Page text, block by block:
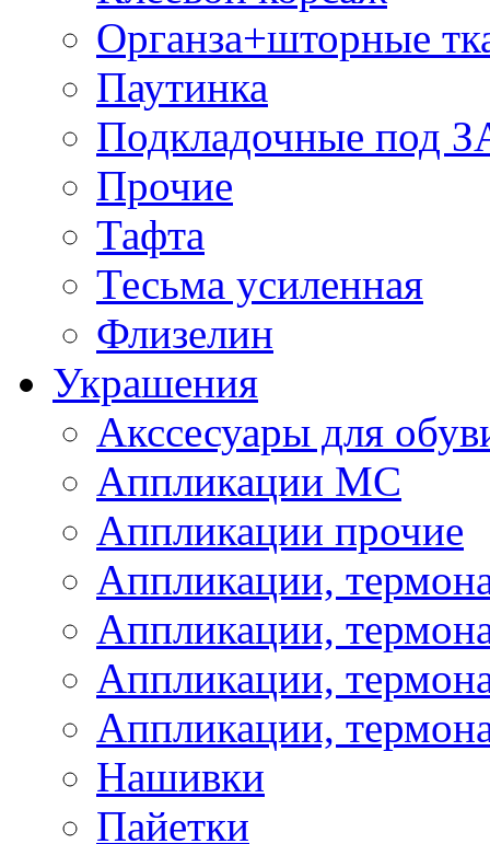
Органза+шторные
Паутинка
Подкладочные под
Прочие
Тафта
Тесьма усиленная
Флизелин
Украшения
Акссесуары для
Аппликации МС
Аппликации прочие
Аппликации,
Аппликации,
Аппликации,
Аппликации,
Нашивки
Пайетки